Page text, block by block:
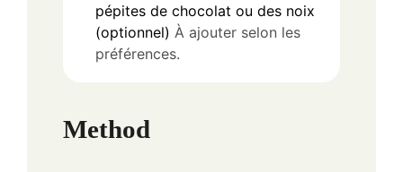
pépites de chocolat ou des noix
(optionnel) À ajouter selon les
préférences.
Method